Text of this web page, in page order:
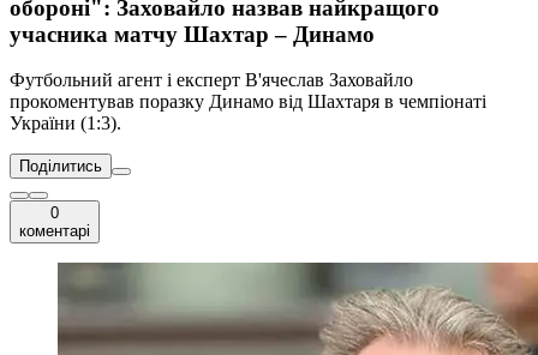
обороні": Заховайло назвав найкращого
учасника матчу Шахтар – Динамо
Футбольний агент і експерт В'ячеслав Заховайло
прокоментував поразку Динамо від Шахтаря в чемпіонаті
України (1:3).
Поділитись
0
коментарі